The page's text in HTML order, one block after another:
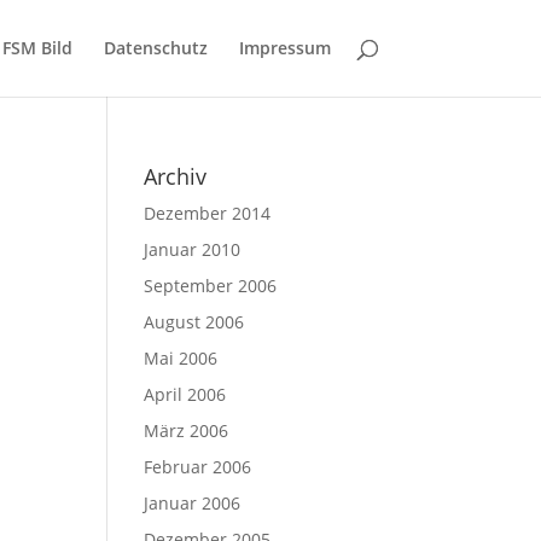
FSM Bild Datenschutz Impressum
Archiv
Dezember 2014
Januar 2010
September 2006
August 2006
Mai 2006
April 2006
März 2006
Februar 2006
Januar 2006